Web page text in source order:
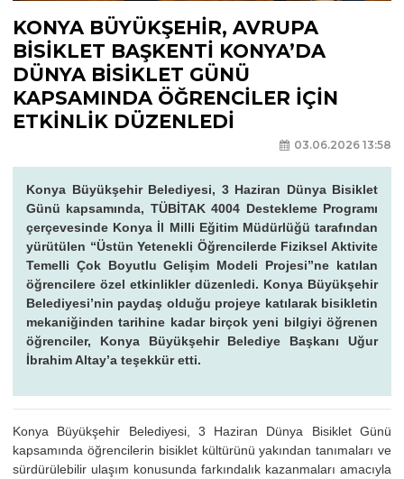
KONYA BÜYÜKŞEHİR, AVRUPA
BİSİKLET BAŞKENTİ KONYA’DA
DÜNYA BİSİKLET GÜNÜ
KAPSAMINDA ÖĞRENCİLER İÇİN
ETKİNLİK DÜZENLEDİ
03.06.2026 13:58
Konya Büyükşehir Belediyesi, 3 Haziran Dünya Bisiklet
Günü kapsamında, TÜBİTAK 4004 Destekleme Programı
çerçevesinde Konya İl Milli Eğitim Müdürlüğü tarafından
yürütülen “Üstün Yetenekli Öğrencilerde Fiziksel Aktivite
Temelli Çok Boyutlu Gelişim Modeli Projesi”ne katılan
öğrencilere özel etkinlikler düzenledi. Konya Büyükşehir
Belediyesi’nin paydaş olduğu projeye katılarak bisikletin
mekaniğinden tarihine kadar birçok yeni bilgiyi öğrenen
öğrenciler, Konya Büyükşehir Belediye Başkanı Uğur
İbrahim Altay’a teşekkür etti.
Konya Büyükşehir Belediyesi, 3 Haziran Dünya Bisiklet Günü
kapsamında öğrencilerin bisiklet kültürünü yakından tanımaları ve
sürdürülebilir ulaşım konusunda farkındalık kazanmaları amacıyla